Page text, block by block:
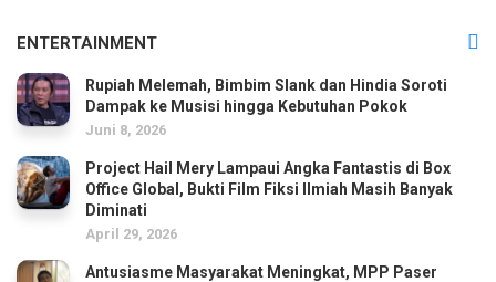
ENTERTAINMENT
Rupiah Melemah, Bimbim Slank dan Hindia Soroti
Dampak ke Musisi hingga Kebutuhan Pokok
Juni 8, 2026
Project Hail Mery Lampaui Angka Fantastis di Box
Office Global, Bukti Film Fiksi Ilmiah Masih Banyak
Diminati
April 29, 2026
Antusiasme Masyarakat Meningkat, MPP Paser